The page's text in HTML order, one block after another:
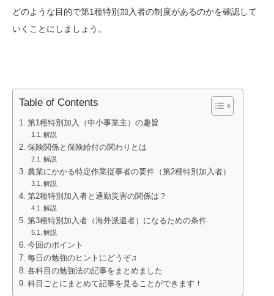
どのような目的で第1種特別加入者の制度があるのかを確認して
いくことにしましょう。
Table of Contents
第1種特別加入（中小事業主）の趣旨
解説
保険関係と保険給付の関わりとは
解説
農業にかかる特定作業従事者の要件（第2種特別加入者）
解説
第2種特別加入者と通勤災害の関係は？
解説
第3種特別加入者（海外派遣者）になるための条件
解説
今回のポイント
毎日の勉強のヒントにどうぞ♫
各科目の勉強法の記事をまとめました
科目ごとにまとめて記事を見ることができます！